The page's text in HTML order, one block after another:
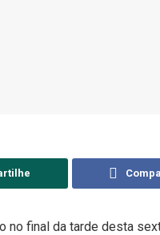
no final da tarde desta